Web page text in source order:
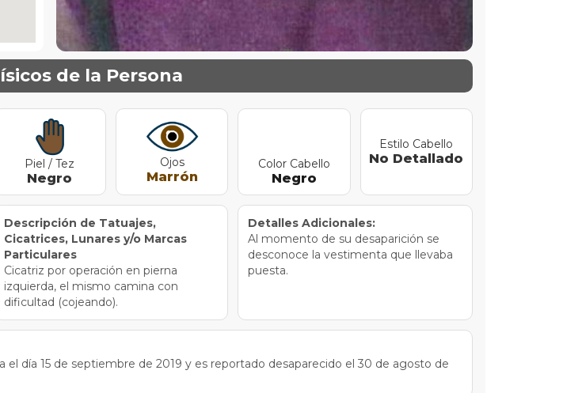
de la Persona
Piel / Tez
Negro
Ojos
Marrón
Color Cabello
Negro
Estilo Cabello
No Detallado
Descripción de Tatuajes,
Cicatrices, Lunares y/o Marcas
Particulares
Cicatriz por operación en pierna
izquierda, el mismo camina con
dificultad (cojeando).
Detalles Adicionales:
Al momento de su desaparición se
desconoce la vestimenta que llevaba
puesta.
día 15 de septiembre de 2019 y es reportado desaparecido el 30 de agosto de